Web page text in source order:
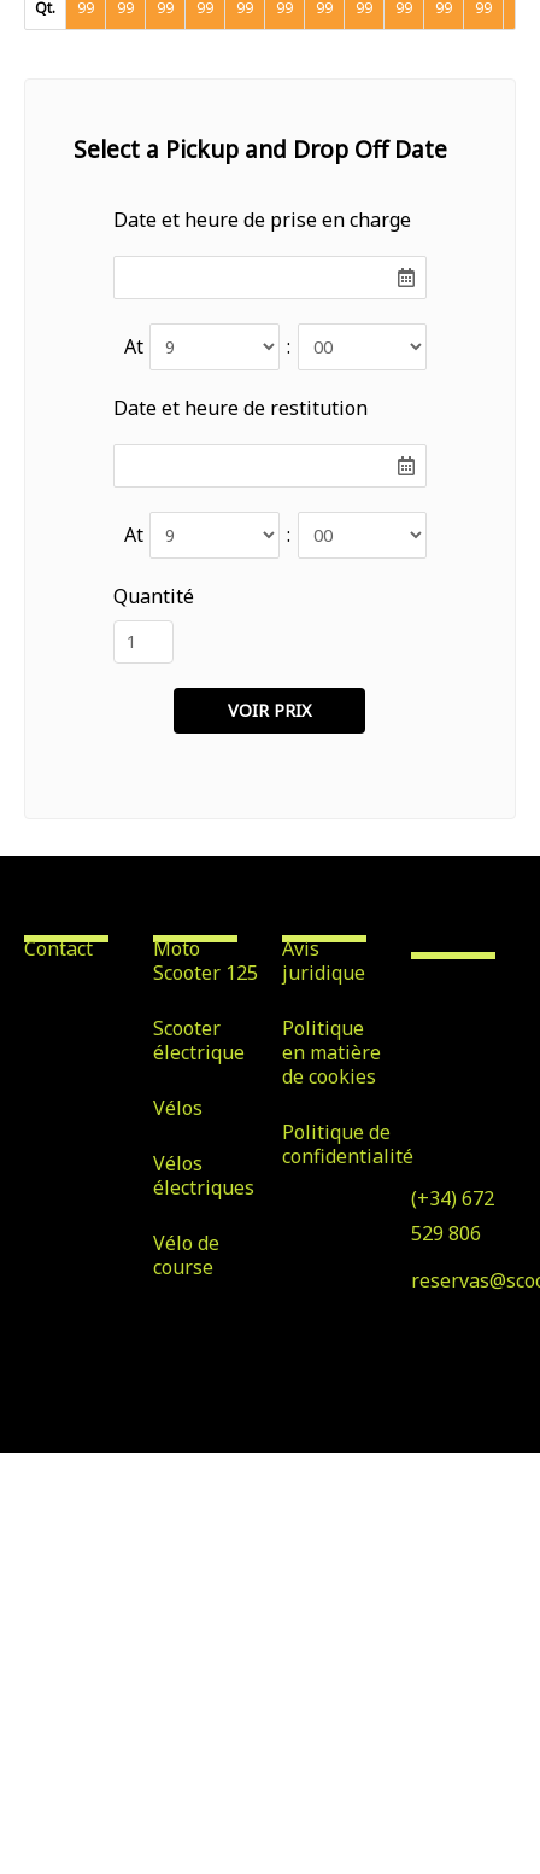
Qt. 99 99 99 99 99 99 99 99 99 99 99
Select a Pickup and Drop Off Date
Date et heure de prise en charge
At :
Date et heure de restitution
At :
Quantité
Contact
Moto
Scooter 125
Scooter
électrique
Vélos
Vélos
électriques
Vélo de
course
Avis
juridique
Politique
en matière
de cookies
Politique de
confidentialitéde Tirajana
(+34) 672
529 806